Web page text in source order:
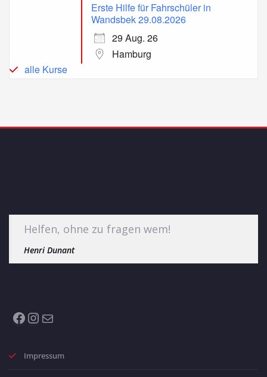
Erste Hilfe für Fahrschüler in
Wandsbek 29.08.2026
29 Aug. 26
Hamburg
alle Kurse
Helfen, ohne zu fragen wem!
Henri Dunant
Facebook
Instagram
E-Mail
Impressum